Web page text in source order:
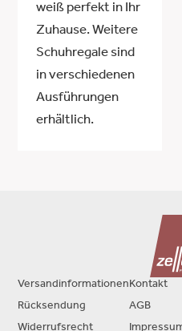
weiß perfekt in Ihr
Zuhause. Weitere
Schuhregale sind
in verschiedenen
Ausführungen
erhältlich.
Versandinformationen
Rücksendung
Widerrufsrecht
Kontakt
AGB